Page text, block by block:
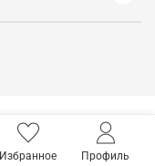
Избранное Профиль